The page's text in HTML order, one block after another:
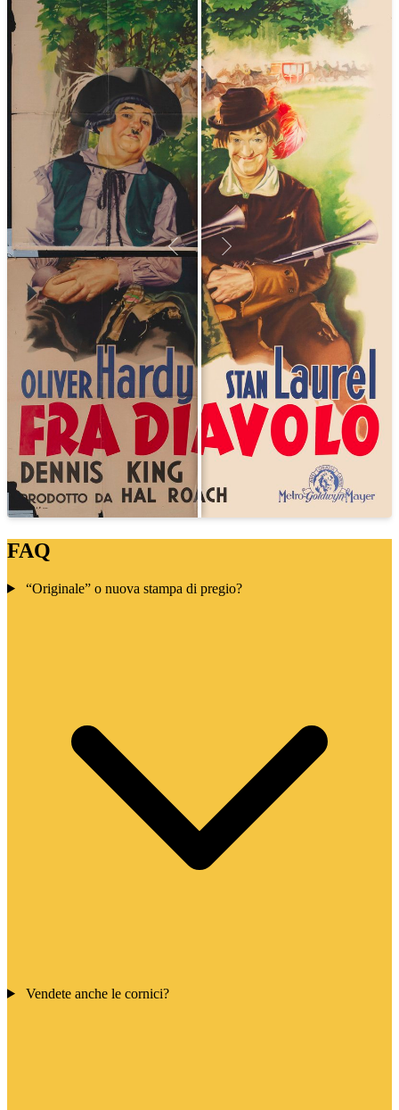
FAQ
“Originale” o nuova stampa di pregio?
Vendete anche le cornici?